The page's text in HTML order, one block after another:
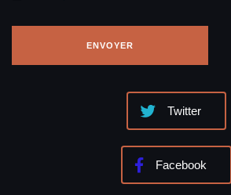
Twitter
Facebook